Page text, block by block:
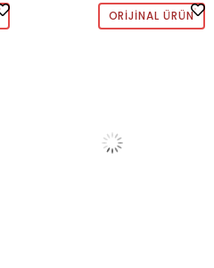
ORIJINAL ÜRÜN